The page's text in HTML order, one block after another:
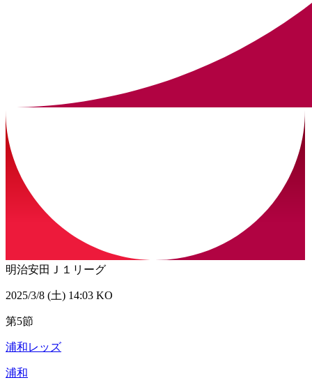
明治安田Ｊ１リーグ
2025/3/8 (土) 14:03 KO
第5節
浦和レッズ
浦和